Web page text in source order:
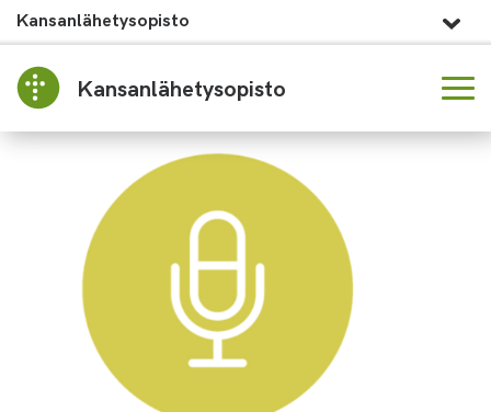
Kansanlähetysopisto
Kansanlähetysopisto